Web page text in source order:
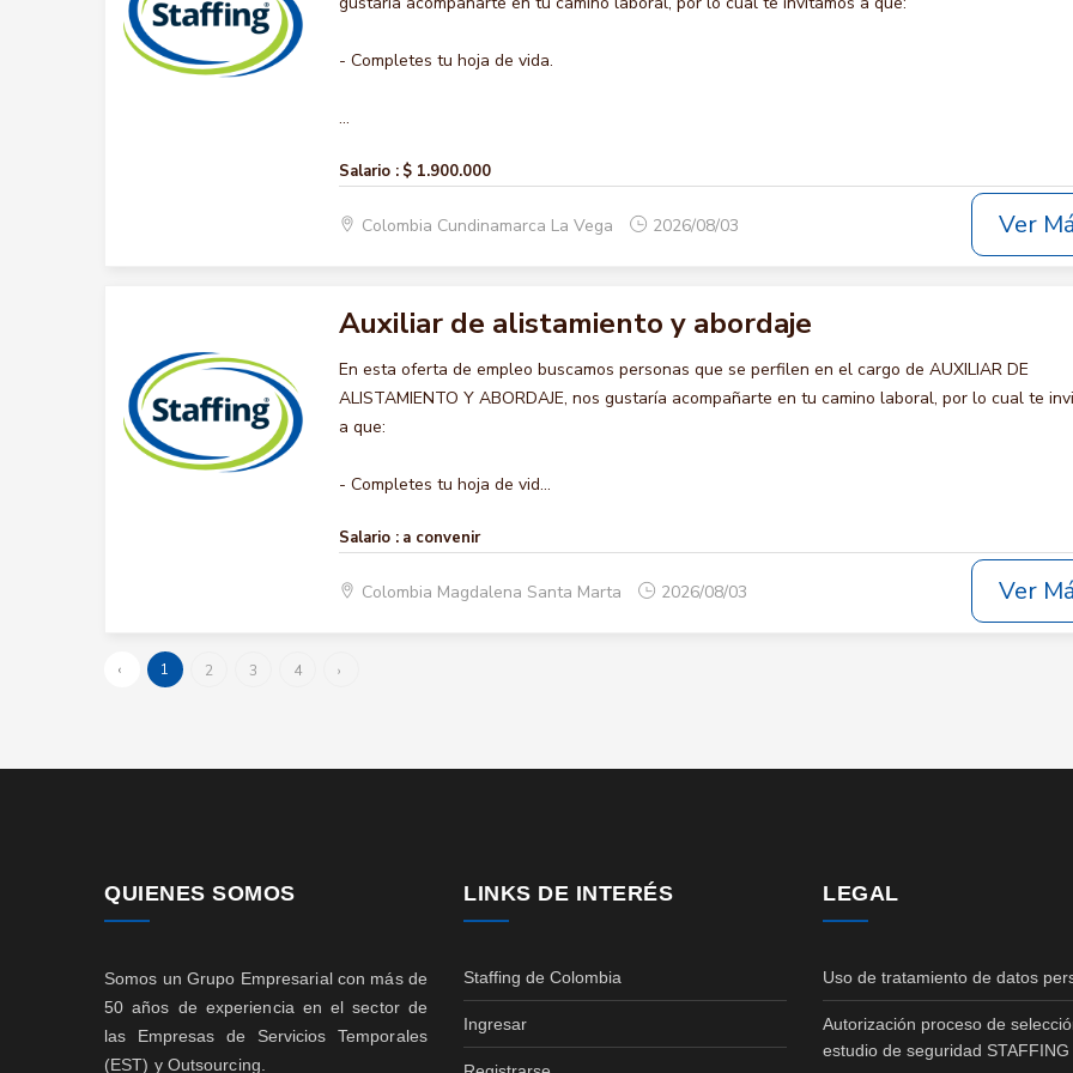
- Completes tu hoja de vida.
...
Salario : $ 1.900.000
Colombia Cundinamarca La Vega 2026/08/03 Ver
Auxiliar de alistamiento y abordaje
En esta oferta de empleo buscamos personas que se perfilen en el cargo de AUXILIAR DE
ALISTAMIENTO Y ABORDAJE, nos gustaría acompañarte en tu camino laboral, por lo cual te
a que:
- Completes tu hoja de vid...
Salario : a convenir
Colombia Magdalena Santa Marta 2026/08/03 Ver
‹ 1 2 3 4 ›
QUIENES SOMOS
Somos un Grupo Empresarial con más de
50 años de experiencia en el sector de
las Empresas de Servicios Temporales
(EST) y Outsourcing.
LINKS DE INTERÉS
Staffing de Colombia
Ingresar
LEGAL
Uso de tratamiento de datos
Autorización proceso de
estudio de seguridad STAFFING